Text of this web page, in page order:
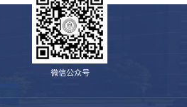
微信公众号